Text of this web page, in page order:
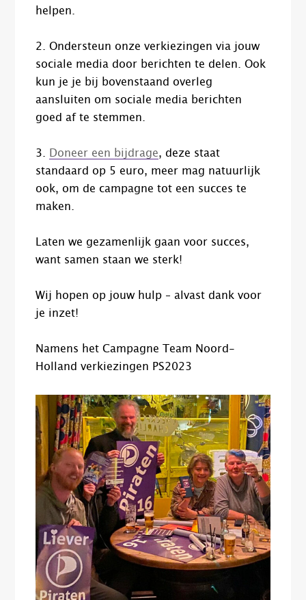
helpen.
2. Ondersteun onze verkiezingen via jouw
sociale media door berichten te delen. Ook
kun je je bij bovenstaand overleg
aansluiten om sociale media berichten
goed af te stemmen.
3. Doneer een bijdrage, deze staat
standaard op 5 euro, meer mag natuurlijk
ook, om de campagne tot een succes te
maken.
Laten we gezamenlijk gaan voor succes,
want samen staan we sterk!
Wij hopen op jouw hulp – alvast dank voor
je inzet!
Namens het Campagne Team Noord-
Holland verkiezingen PS2023